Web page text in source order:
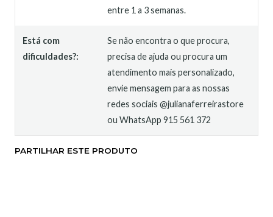
entre 1 a 3 semanas.
Está com
dificuldades?:
Se não encontra o que procura,
precisa de ajuda ou procura um
atendimento mais personalizado,
envie mensagem para as nossas
redes sociais @julianaferreirastore
ou WhatsApp 915 561 372
PARTILHAR ESTE PRODUTO